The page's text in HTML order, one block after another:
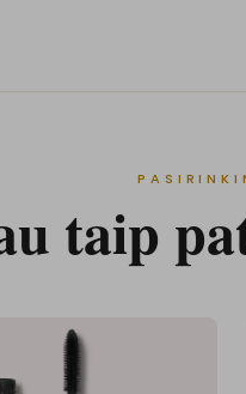
taip